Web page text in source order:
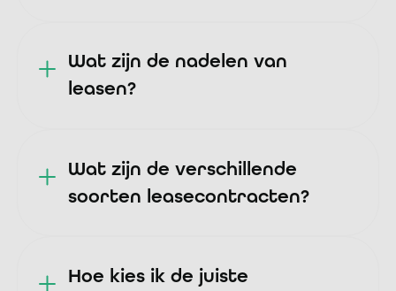
Wat zijn de nadelen van
leasen?
Wat zijn de verschillende
soorten leasecontracten?
Hoe kies ik de juiste